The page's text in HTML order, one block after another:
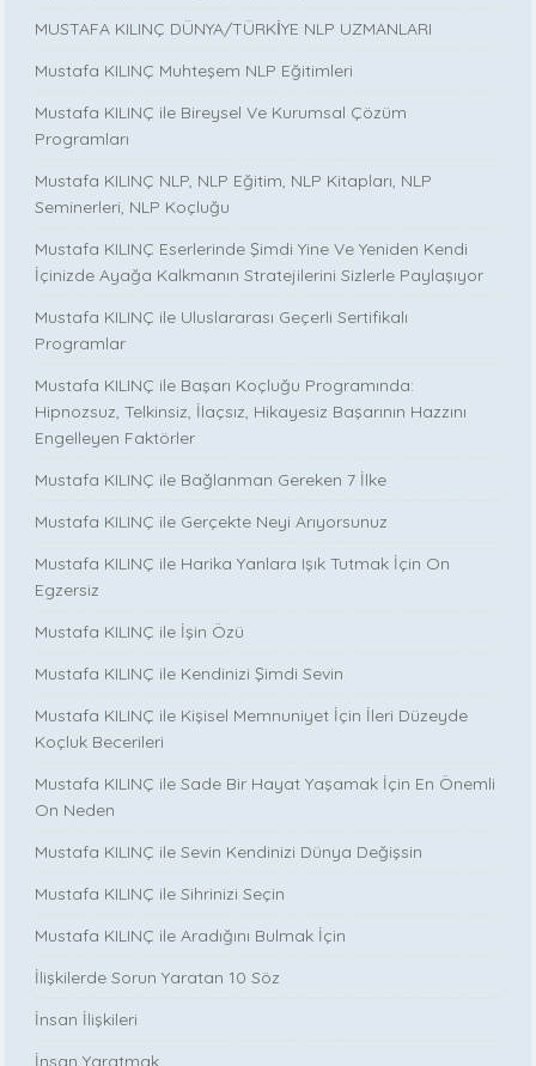
MUSTAFA KILINÇ DÜNYA/TÜRKİYE NLP UZMANLARI
Mustafa KILINÇ Muhteşem NLP Eğitimleri
Mustafa KILINÇ ile Bireysel Ve Kurumsal Çözüm
Programları
Mustafa KILINÇ NLP, NLP Eğitim, NLP Kitapları, NLP
Seminerleri, NLP Koçluğu
Mustafa KILINÇ Eserlerinde Şimdi Yine Ve Yeniden Kendi
İçinizde Ayağa Kalkmanın Stratejilerini Sizlerle Paylaşıyor
Mustafa KILINÇ ile Uluslararası Geçerli Sertifikalı
Programlar
Mustafa KILINÇ ile Başarı Koçluğu Programında:
Hipnozsuz, Telkinsiz, İlaçsız, Hikayesiz Başarının Hazzını
Engelleyen Faktörler
Mustafa KILINÇ ile Bağlanman Gereken 7 İlke
Mustafa KILINÇ ile Gerçekte Neyi Arıyorsunuz
Mustafa KILINÇ ile Harika Yanlara Işık Tutmak İçin On
Egzersiz
Mustafa KILINÇ ile İşin Özü
Mustafa KILINÇ ile Kendinizi Şimdi Sevin
Mustafa KILINÇ ile Kişisel Memnuniyet İçin İleri Düzeyde
Koçluk Becerileri
Mustafa KILINÇ ile Sade Bir Hayat Yaşamak İçin En Önemli
On Neden
Mustafa KILINÇ ile Sevin Kendinizi Dünya Değişsin
Mustafa KILINÇ ile Sihrinizi Seçin
Mustafa KILINÇ ile Aradığını Bulmak İçin
İlişkilerde Sorun Yaratan 10 Söz
İnsan İlişkileri